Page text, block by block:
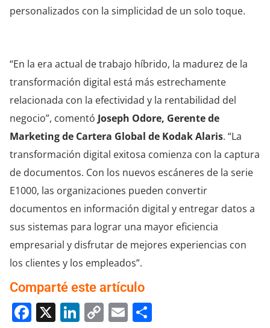
personalizados con la simplicidad de un solo toque.
“En la era actual de trabajo híbrido, la madurez de la
transformación digital está más estrechamente
relacionada con la efectividad y la rentabilidad del
negocio”, comentó Joseph Odore, Gerente de
Marketing de Cartera Global de Kodak Alaris. “La
transformación digital exitosa comienza con la captura
de documentos. Con los nuevos escáneres de la serie
E1000, las organizaciones pueden convertir
documentos en información digital y entregar datos a
sus sistemas para lograr una mayor eficiencia
empresarial y disfrutar de mejores experiencias con
los clientes y los empleados”.
Comparté este artículo
Facebook
X LinkedIn
CopyEmail